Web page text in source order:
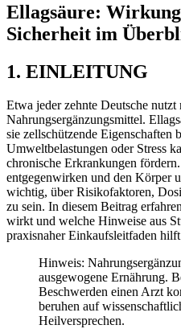
Ellagsäure:
Sicherheit im
1. EINLEITUNG
Etwa jeder zehnte Deutsche
Nahrungsergänzungsmittel.
sie zellschützende Eigenschaften
Umweltbelastungen oder Stress
chronische Erkrankungen
entgegenwirken und den Körper
wichtig, über Risikofaktoren,
zu sein. In diesem Beitrag
wirkt und welche Hinweise aus
praxisnaher Einkaufsleitfaden
Hinweis:
ausgewogene Ernährung.
Beschwerden einen Arzt
beruhen auf
Heilversprechen.